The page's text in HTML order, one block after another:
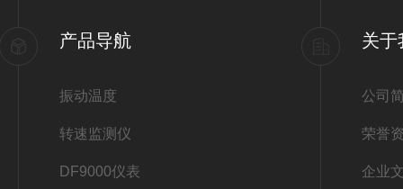
产品导航
振动温度
转速监测仪
DF9000仪表
关于
公司
荣誉
企业